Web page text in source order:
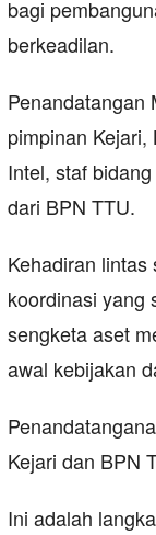
bagi
berkeadilan.
Penandatangan
pimpinan
Intel, staf
dari BPN TTU.
Kehadiran
koordinasi yang
sengketa aset
awal kebijakan
Kejari dan BPN
Ini adalah